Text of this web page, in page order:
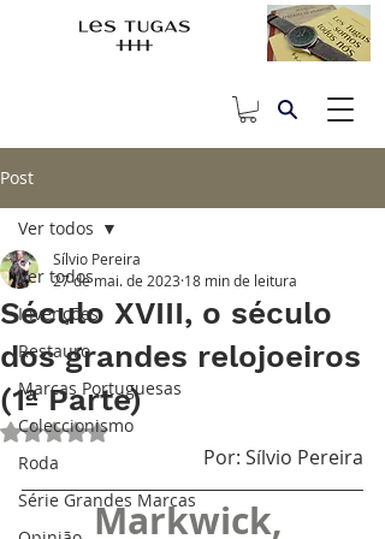
Post
Ver todos
Invenções
Restauro
Marcas Portuguesas
Coleccionismo
Roda
Série Grandes Marcas
Ver todos
Século XVIII, o século
dos grandes relojoeiros
(1ª Parte)
Sílvio Pereira
27 de mai. de 2023 18 min de leitura
Avaliado com NaN de 5 estrelas.
Por: Sílvio Pereira
Markwick,